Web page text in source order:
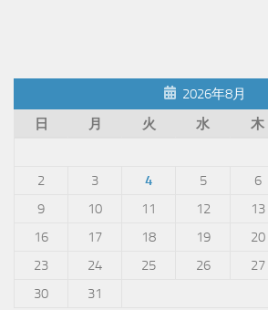
2026年8月
日
月 火 水 木
2
3 4 5 6
9
10 11 12 13
16
17 18 19 20
23
24 25 26 27
30
31